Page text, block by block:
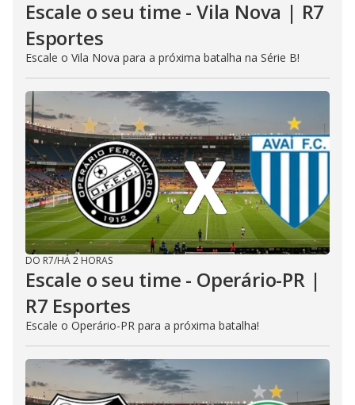
Escale o seu time - Vila Nova | R7
Esportes
Escale o Vila Nova para a próxima batalha na Série B!
DO R7/HÁ 2 HORAS
Escale o seu time - Operário-PR |
R7 Esportes
Escale o Operário-PR para a próxima batalha!